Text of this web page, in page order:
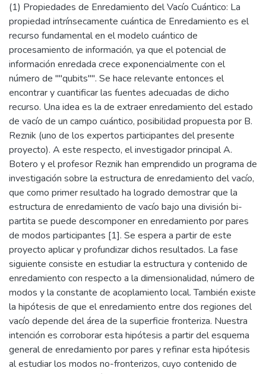
(1) Propiedades de Enredamiento del Vacío Cuántico: La
propiedad intrínsecamente cuántica de Enredamiento es el
recurso fundamental en el modelo cuántico de
procesamiento de información, ya que el potencial de
información enredada crece exponencialmente con el
número de ""qubits"". Se hace relevante entonces el
encontrar y cuantificar las fuentes adecuadas de dicho
recurso. Una idea es la de extraer enredamiento del estado
de vacío de un campo cuántico, posibilidad propuesta por B.
Reznik (uno de los expertos participantes del presente
proyecto). A este respecto, el investigador principal A.
Botero y el profesor Reznik han emprendido un programa de
investigación sobre la estructura de enredamiento del vacío,
que como primer resultado ha logrado demostrar que la
estructura de enredamiento de vacío bajo una división bi-
partita se puede descomponer en enredamiento por pares
de modos participantes [1]. Se espera a partir de este
proyecto aplicar y profundizar dichos resultados. La fase
siguiente consiste en estudiar la estructura y contenido de
enredamiento con respecto a la dimensionalidad, número de
modos y la constante de acoplamiento local. También existe
la hipótesis de que el enredamiento entre dos regiones del
vacío depende del área de la superficie fronteriza. Nuestra
intención es corroborar esta hipótesis a partir del esquema
general de enredamiento por pares y refinar esta hipótesis
al estudiar los modos no-fronterizos, cuyo contenido de